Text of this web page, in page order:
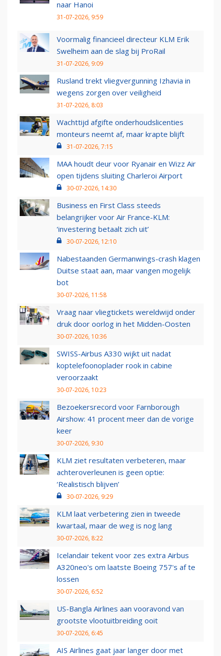
naar Hanoi
31-07-2026, 9:59
Voormalig financieel directeur KLM Erik
Swelheim aan de slag bij ProRail
31-07-2026, 9:09
Rusland trekt vliegvergunning Izhavia in
wegens zorgen over veiligheid
31-07-2026, 8:03
Wachttijd afgifte onderhoudslicenties
monteurs neemt af, maar krapte blijft
31-07-2026, 7:15
MAA houdt deur voor Ryanair en Wizz Air
open tijdens sluiting Charleroi Airport
30-07-2026, 14:30
Business en First Class steeds
belangrijker voor Air France-KLM:
‘investering betaalt zich uit’
30-07-2026, 12:10
Nabestaanden Germanwings-crash klagen
Duitse staat aan, maar vangen mogelijk
bot
30-07-2026, 11:58
Vraag naar vliegtickets wereldwijd onder
druk door oorlog in het Midden-Oosten
30-07-2026, 10:36
SWISS-Airbus A330 wijkt uit nadat
koptelefoonoplader rook in cabine
veroorzaakt
30-07-2026, 10:23
Bezoekersrecord voor Farnborough
Airshow: 41 procent meer dan de vorige
keer
30-07-2026, 9:30
KLM ziet resultaten verbeteren, maar
achteroverleunen is geen optie:
‘Realistisch blijven’
30-07-2026, 9:29
KLM laat verbetering zien in tweede
kwartaal, maar de weg is nog lang
30-07-2026, 8:22
Icelandair tekent voor zes extra Airbus
A320neo's om laatste Boeing 757's af te
lossen
30-07-2026, 6:52
US-Bangla Airlines aan vooravond van
grootste vlootuitbreiding ooit
30-07-2026, 6:45
AIS Airlines gaat jaar langer door met